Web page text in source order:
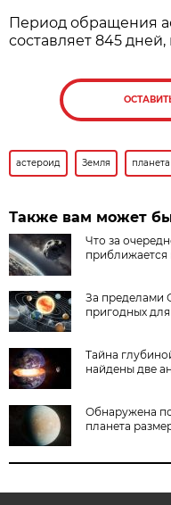
Период обращения
составляет 845 дней,
астероид Земля планета
Также вам может
Что за
приближается
За пределами
пригодных
Тайна
найдены две
Обнаружена
планета